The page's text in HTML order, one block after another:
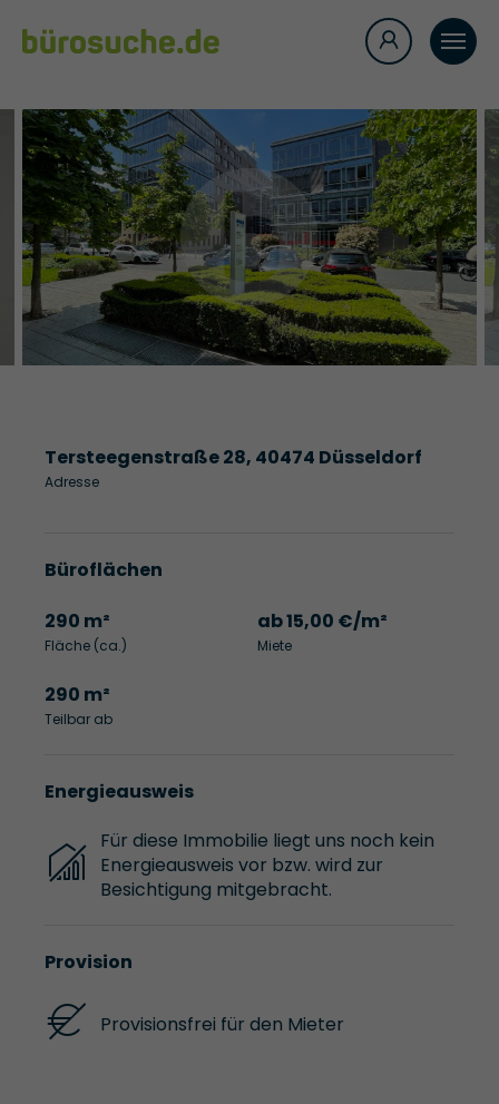
Tersteegenstraße 28, 40474 Düsseldorf
Adresse
Büroflächen
290 m²
Fläche (ca.)
ab 15,00 €/m²
Miete
290 m²
Teilbar ab
Energieausweis
Für diese Immobilie liegt uns noch kein
Energieausweis vor bzw. wird zur
Besichtigung mitgebracht.
Provision
Provisionsfrei für den Mieter